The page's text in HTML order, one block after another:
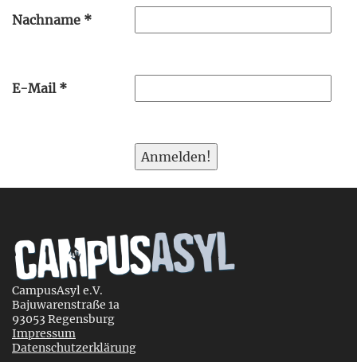
Nachname *
E-Mail *
CampusAsyl e.V.
Bajuwarenstraße 1a
93053 Regensburg
Impressum
Datenschutzerklärung